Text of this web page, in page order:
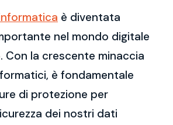
è diventata
nel mondo digitale
Con la crescente minaccia
è fondamentale
di protezione per
dei nostri dati